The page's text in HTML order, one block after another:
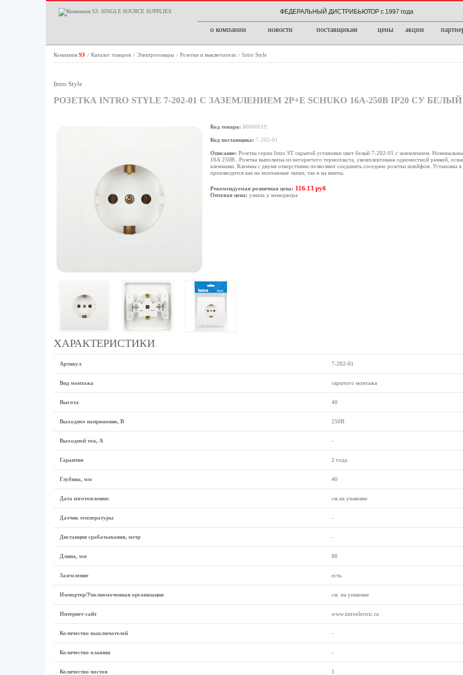
ФЕДЕРАЛЬНЫЙ ДИСТРИБЬЮТОР с 1997 года
о компании новости поставщикам цены акции
Компания S3 / Каталог товаров / Электротовары / Розетки и выключатели / Intro Style
Intro Style
РОЗЕТКА INTRO STYLE 7-202-01 С ЗАЗЕМЛЕНИЕМ 2P+E SCHUKO 16А-250В IP20 СУ БЕЛЫЙ
Код товара: Б0060619
Код поставщика: 7-202-01
Описание: Розетка серии Intro ST скрытой установки цвет белый 7-202-01 с заземлением.
16А 250В . Розетка выполнена из негорючего термопласта, укомплектована одноместной рамкой,
клеммами. Клеммы с двумя отверстиями позволяют соединять соседние розетки шлейфом. Установка в
производится как на монтажные лапки, так и на винты.
Рекомендуемая розничная цена: 116.13 руб
Оптовая цена: узнать у менеджера
ХАРАКТЕРИСТИКИ
Артикул 7-202-01
Вид монтажа скрытого монтажа
Высота 40
Выходное напряжение, В 250В
Выходной ток, А -
Гарантия 2 года
Глубина, мм 40
Дата изготовления: см.на упаковке
Датчик температуры -
Дистанция срабатывания, метр -
Длина, мм 80
Заземление есть
Импортер/Уполномоченная организация см. на упаковке
Интернет-сайт www.introelectric.ru
Количество выключателей -
Количество клавиш -
Количество постов 1